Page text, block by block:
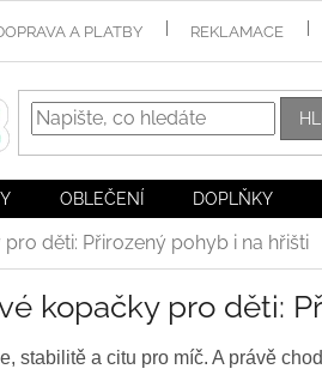
A PLATBY REKLAMACE
OBLEČENÍ DOPLŇKY
děti: Přirozený pohyb i na hřišti
kopačky pro děti:
stabilitě a citu pro míč. A právě